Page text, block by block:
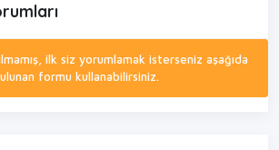
ilk siz yorumlamak isterseniz aşağıda
formu kullanabilirsiniz.